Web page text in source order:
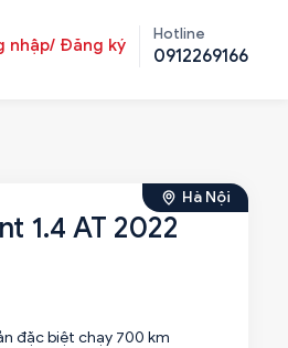
nhập/ Đăng ký
Hotline
0912269166
Hà Nội
1.4 AT 2022
đặc biệt chạy 700 km